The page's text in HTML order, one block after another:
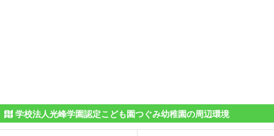
学校法人光峰学園認定こども園つぐみ幼稚園の周辺環境